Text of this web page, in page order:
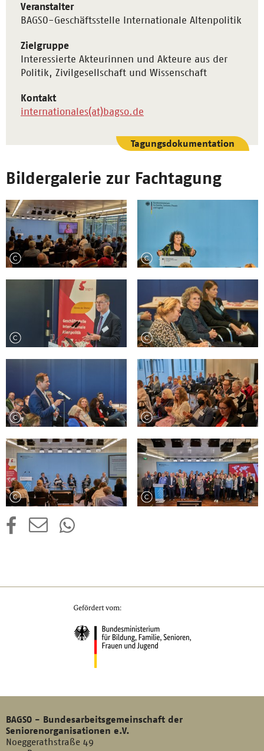
Veranstalter
BAGSO-Geschäftsstelle Internationale Altenpolitik
Zielgruppe
Interessierte Akteurinnen und Akteure aus der
Politik, Zivilgesellschaft und Wissenschaft
Kontakt
internationales(at)bagso.de
Tagungsdokumentation
Bildergalerie zur Fachtagung
BAGSO - Bundesarbeitsgemeinschaft der
Seniorenorganisationen e.V.
Noeggerathstraße 49